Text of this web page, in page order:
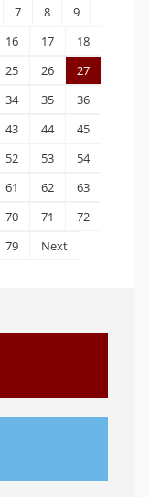
7 8
9
16 17
18
25 26
27
34 35
36
43 44
45
52 53
54
61 62
63
70 71
72
79 Next